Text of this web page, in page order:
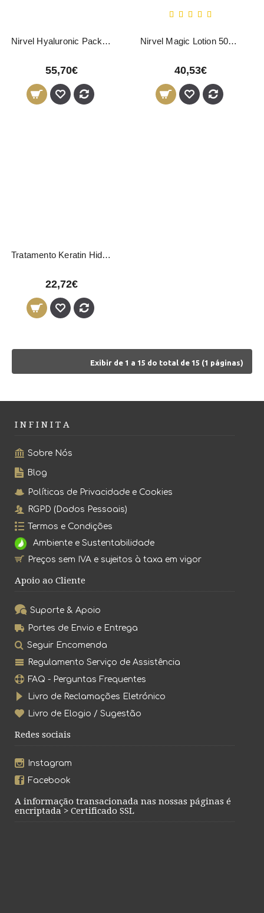
Nirvel Hyaluronic Pack Rejuvescimento Capilar
55,70€
Nirvel Magic Lotion 500ml
40,53€
Tratamento Keratin Hidratação Profunda Nirvel
22,72€
Exibir de 1 a 15 do total de 15 (1 páginas)
I N F I N I T A
Sobre Nós
Blog
Políticas de Privacidade e Cookies
RGPD (Dados Pessoais)
Termos e Condições
Ambiente e Sustentabilidade
Preços sem IVA e sujeitos à taxa em vigor
Apoio ao Cliente
Suporte & Apoio
Portes de Envio e Entrega
Seguir Encomenda
Regulamento Serviço de Assistência
FAQ - Perguntas Frequentes
Livro de Reclamações Eletrónico
Livro de Elogio / Sugestão
Redes sociais
Instagram
Facebook
A informação transacionada nas nossas páginas é
encriptada > Certificado SSL